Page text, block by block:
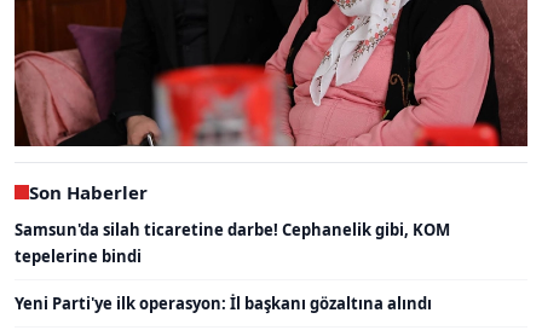
Son Haberler
Samsun'da silah ticaretine darbe! Cephanelik gibi, KOM
tepelerine bindi
Yeni Parti'ye ilk operasyon: İl başkanı gözaltına alındı